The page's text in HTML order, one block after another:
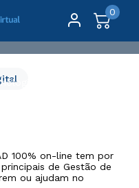
0
100% on-line tem por
de Gestão de
ou ajudam no